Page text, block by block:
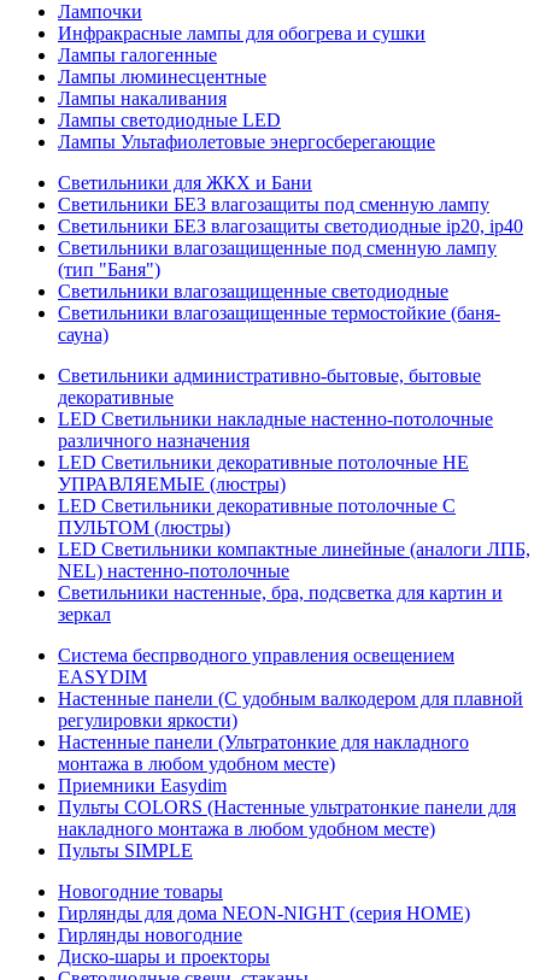
Лампочки
Инфракрасные лампы для обогрева и сушки
Лампы галогенные
Лампы люминесцентные
Лампы накаливания
Лампы светодиодные LED
Лампы Ультафиолетовые энергосберегающие
Светильники для ЖКХ и Бани
Светильники БЕЗ влагозащиты под сменную лампу
Светильники БЕЗ влагозащиты светодиодные ip20, ip40
Светильники влагозащищенные под сменную лампу
(тип "Баня")
Светильники влагозащищенные светодиодные
Светильники влагозащищенные термостойкие (баня-
сауна)
Светильники административно-бытовые, бытовые
декоративные
LED Cветильники накладные настенно-потолочные
различного назначения
LED Светильники декоративные потолочные НЕ
УПРАВЛЯЕМЫЕ (люстры)
LED Светильники декоративные потолочные С
ПУЛЬТОМ (люстры)
LED Светильники компактные линейные (аналоги ЛПБ,
NEL) настенно-потолочные
Светильники настенные, бра, подсветка для картин и
зеркал
Система беспрводного управления освещением
EASYDIM
Настенные панели (С удобным валкодером для плавной
регулировки яркости)
Настенные панели (Ультратонкие для накладного
монтажа в любом удобном месте)
Приемники Easydim
Пульты COLORS (Настенные ультратонкие панели для
накладного монтажа в любом удобном месте)
Пульты SIMPLE
Новогодние товары
Гирлянды для дома NEON-NIGHT (серия HOME)
Гирлянды новогодние
Диско-шары и проекторы